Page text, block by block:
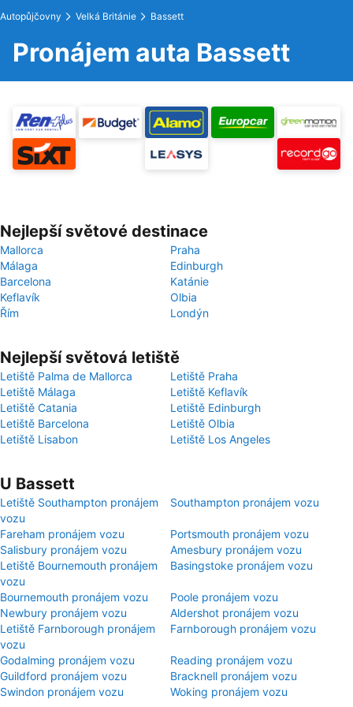
Autopůjčovny Velká Británie Bassett
Pronájem auta Bassett
Nejlepší světové destinace
Mallorca
Praha
Málaga
Edinburgh
Barcelona
Katánie
Keflavík
Olbia
Řím
Londýn
Nejlepší světová letiště
Letiště Palma de Mallorca
Letiště Praha
Letiště Málaga
Letiště Keflavík
Letiště Catania
Letiště Edinburgh
Letiště Barcelona
Letiště Olbia
Letiště Lisabon
Letiště Los Angeles
U Bassett
Letiště Southampton pronájem
vozu
Southampton pronájem vozu
Fareham pronájem vozu
Portsmouth pronájem vozu
Salisbury pronájem vozu
Amesbury pronájem vozu
Letiště Bournemouth pronájem
vozu
Basingstoke pronájem vozu
Bournemouth pronájem vozu
Poole pronájem vozu
Newbury pronájem vozu
Aldershot pronájem vozu
Letiště Farnborough pronájem
vozu
Farnborough pronájem vozu
Godalming pronájem vozu
Reading pronájem vozu
Guildford pronájem vozu
Bracknell pronájem vozu
Swindon pronájem vozu
Woking pronájem vozu